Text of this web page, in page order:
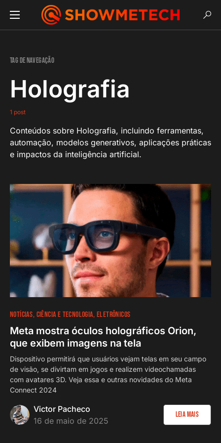
Tag de navegação
Holografia
1 post
Conteúdos sobre Holografia, incluindo ferramentas,
automação, modelos generativos, aplicações práticas
e impactos da inteligência artificial.
NOTÍCIAS CIÊNCIA E TECNOLOGIA ELETRÔNICOS
Meta mostra óculos holográficos Orion,
que exibem imagens na tela
Dispositivo permitirá que usuários vejam telas em seu campo
de visão, se divirtam em jogos e realizem videochamadas
com avatares 3D. Veja essa e outras novidades do Meta
Connect 2024
Victor Pacheco
16 de maio de 2025
Leia Mais